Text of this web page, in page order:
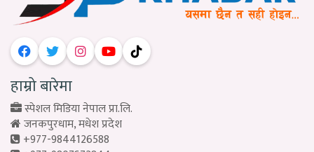
हाम्रो बारेमा
स्पेशल मिडिया नेपाल प्रा.लि.
जनकपुरधाम, मधेश प्रदेश
+977-9844126588